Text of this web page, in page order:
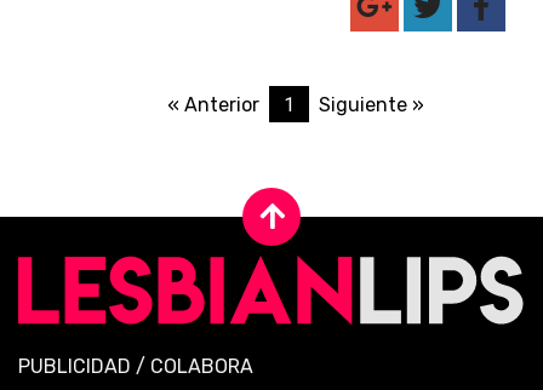
« Anterior 1 Siguiente »
PUBLICIDAD / COLABORA